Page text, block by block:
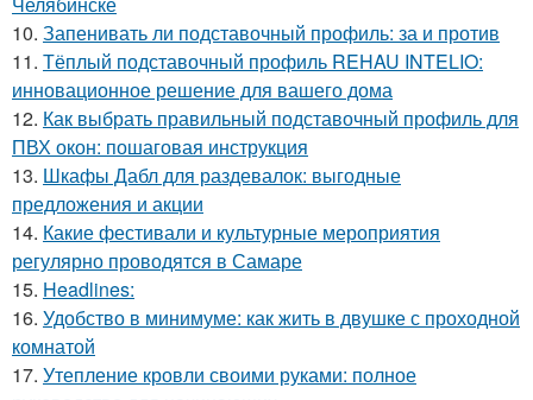
10. Запенивать ли подставочный профиль: за и против
11. Тёплый подставочный профиль REHAU INTELIO:
инновационное решение для вашего дома
12. Как выбрать правильный подставочный профиль для
ПВХ окон: пошаговая инструкция
13. Шкафы Дабл для раздевалок: выгодные
предложения и акции
14. Какие фестивали и культурные мероприятия
регулярно проводятся в Самаре
15. Headlines:
16. Удобство в минимуме: как жить в двушке с проходной
комнатой
17. Утепление кровли своими руками: полное